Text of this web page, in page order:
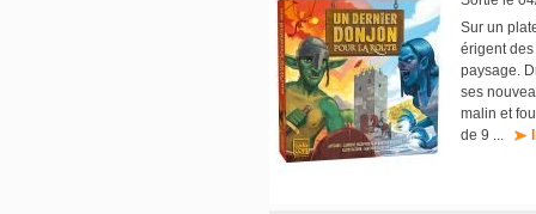
Sur un
érigent
paysage.
ses
malin et
de 9 ...